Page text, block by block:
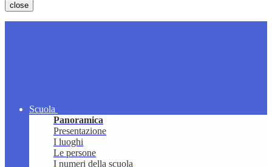
close
Scuola
Panoramica
Presentazione
I luoghi
Le persone
I numeri della scuola